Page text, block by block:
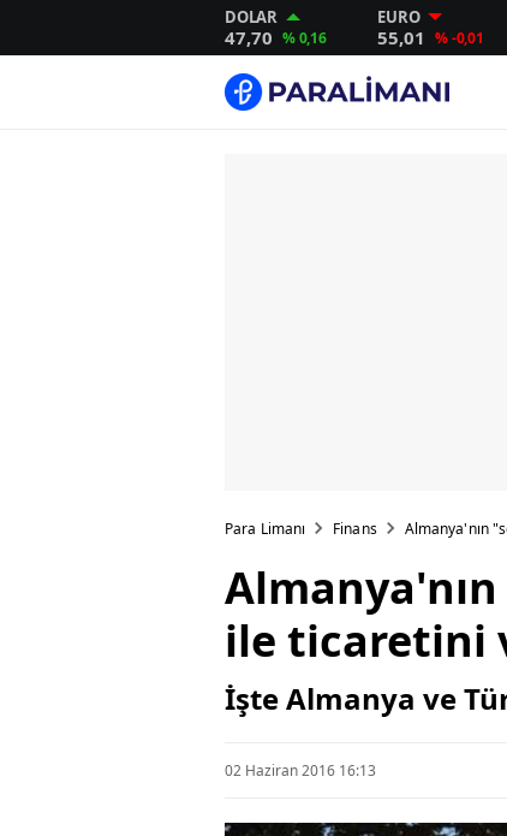
DOLAR
47,70 % 0,16
EURO
55,01 % -0,01
Para Limanı Finans Almanya'nın
ile ticaretini
İşte Almanya ve
02 Haziran 2016 16:13